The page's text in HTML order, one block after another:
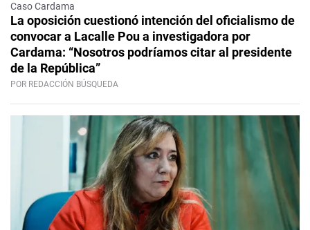
Caso Cardama
La oposición cuestionó intención del oficialismo de
convocar a Lacalle Pou a investigadora por
Cardama: “Nosotros podríamos citar al presidente
de la República”
POR REDACCIÓN BÚSQUEDA